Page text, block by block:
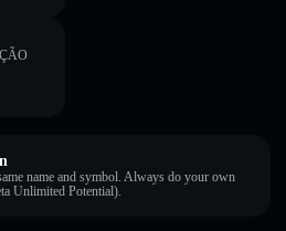
name and symbol. Always do your own
Unlimited Potential).